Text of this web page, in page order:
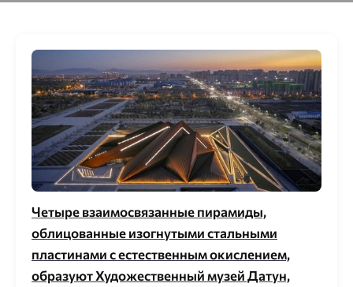
Четыре взаимосвязанные пирамиды,
облицованные изогнутыми стальными
пластинами с естественным окислением,
образуют Художественный музей Датун,